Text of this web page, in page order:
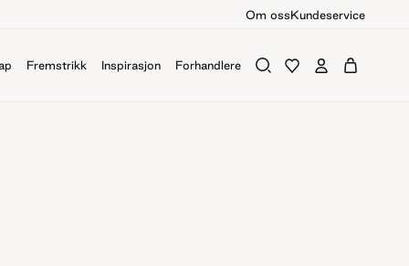
Om ossKundeservice
Fremstrikk Inspirasjon Forhandlere